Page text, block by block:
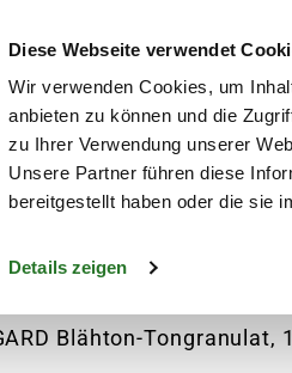
Diese Webseite verwendet
Wir verwenden Cookies, um
anbieten zu können und die
zu Ihrer Verwendung unserer
Unsere Partner führen diese
bereitgestellt haben oder die sie
Details zeigen
Blumen Pflanzen
Blumensamen